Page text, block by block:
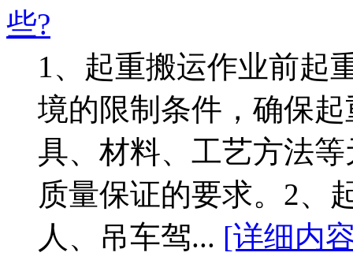
些?
1、起重搬运作业前起
境的限制条件，确保
具、材料、工艺方法
质量保证的要求。2、
人、吊车驾... [详细内